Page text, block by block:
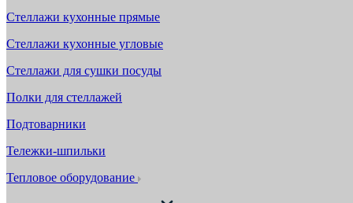
Стеллажи кухонные прямые
Стеллажи кухонные угловые
Стеллажи для сушки посуды
Полки для стеллажей
Подтоварники
Тележки-шпильки
Тепловое оборудование